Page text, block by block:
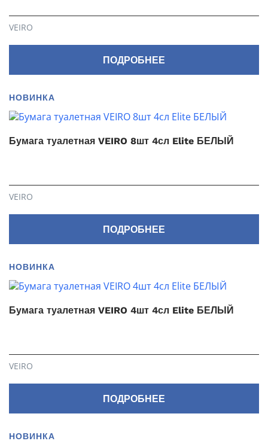
VEIRO
ПОДРОБНЕЕ
НОВИНКА
Бумага туалетная VEIRO 8шт 4сл Elite БЕЛЫЙ
VEIRO
ПОДРОБНЕЕ
НОВИНКА
Бумага туалетная VEIRO 4шт 4сл Elite БЕЛЫЙ
VEIRO
ПОДРОБНЕЕ
НОВИНКА